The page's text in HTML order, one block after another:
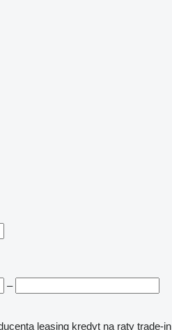
–
leasing kredyt na raty trade-in